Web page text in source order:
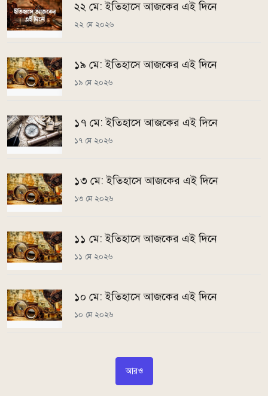
২২ মে: ইতিহাসে আজকের এই দিনে
২২ মে ২০২৬
১৯ মে: ইতিহাসে আজকের এই দিনে
১৯ মে ২০২৬
১৭ মে: ইতিহাসে আজকের এই দিনে
১৭ মে ২০২৬
১৩ মে: ইতিহাসে আজকের এই দিনে
১৩ মে ২০২৬
১১ মে: ইতিহাসে আজকের এই দিনে
১১ মে ২০২৬
১০ মে: ইতিহাসে আজকের এই দিনে
১০ মে ২০২৬
আরও